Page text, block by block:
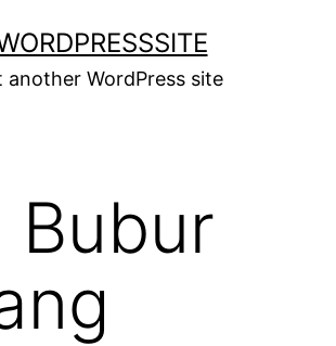
another WordPress site
Bubur